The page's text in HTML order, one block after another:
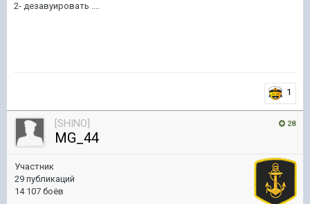
2- дезавуировать ....
1
28
[SHINO]
MG_44
Участник
29 публикаций
14 107 боёв